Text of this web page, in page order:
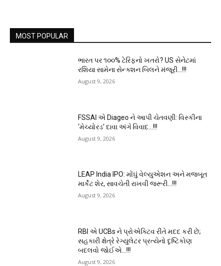
MOST POPULAR
ભારત પર ૧૦૦% ટેરિફનો ખતરો? US સેનેટમાં
રશિયા સામેના સેન્ક્શન બિલને મંજૂરી…!!!
August 9, 2026
FSSAI એ Diageo ને આપી ચેતવણી: વિસ્કીના
‘મેચ્યોરડ’ દાવા અંગે વિવાદ…!!!
August 9, 2026
LEAP India IPO: મોંઘું વેલ્યુએશન અને મજબૂત
માર્કેટ શેર, સાવચેતી રાખવી જરૂરી…!!!
August 9, 2026
RBI એ UCBs ને પ્રોએક્ટિવ રીતે મદદ કરી છે;
સહકારી ક્ષેત્રે રેગ્યુલેટર પ્રત્યેનો દૃષ્ટિકોણ
બદલવો જોઈએ…!!!
August 9, 2026